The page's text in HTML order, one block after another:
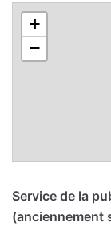
+
−
Service de la
(anciennement